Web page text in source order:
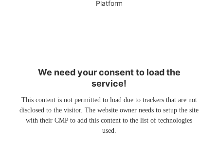
Platform
We need your consent to load the
service!
This content is not permitted to load due to trackers that are not
disclosed to the visitor. The website owner needs to setup the site
with their CMP to add this content to the list of technologies
used.